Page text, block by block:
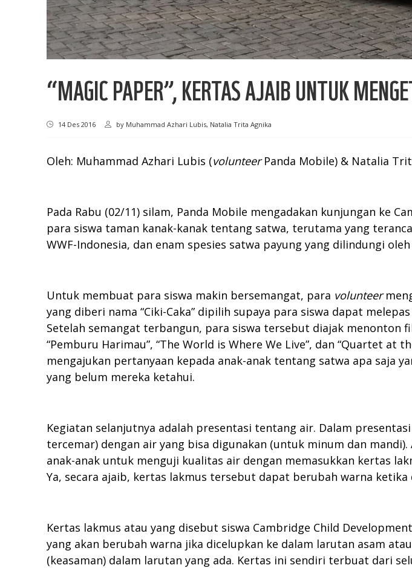
“MAGIC PAPER”, KERTAS AJAIB UNTUK
14 Des 2016 by Muhammad Azhari Lubis, Natalia Trita Agnika
Oleh: Muhammad Azhari Lubis (volunteerPanda Mobile) & Natalia
Pada Rabu (02/11) silam, Panda Mobile mengadakan kunjungan ke
para siswa taman kanak-kanak tentang satwa, terutama yang
WWF-Indonesia, dan enam spesies satwa payung yang dilindungi
Untuk membuat para siswa makin bersemangat, para volunteer
yang diberi nama “Ciki-Caka” dipilih supaya para siswa dapat
Setelah semangat terbangun, para siswa tersebut diajak
“Pemburu Harimau”, “The World is Where We Live”, dan “Quartet at
mengajukan pertanyaan kepada anak-anak tentang satwa apa saja
yang belum mereka ketahui.
Kegiatan selanjutnya adalah presentasi tentang air. Dalam
tercemar) dengan air yang bisa digunakan (untuk minum dan
anak-anak untuk menguji kualitas air dengan memasukkan kertas
Ya, secara ajaib, kertas lakmus tersebut dapat berubah warna ketika
Kertas lakmus atau yang disebut siswa Cambridge Child
yang akan berubah warna jika dicelupkan ke dalam larutan asam
(keasaman) dalam larutan yang ada. Kertas ini sendiri terbuat dari